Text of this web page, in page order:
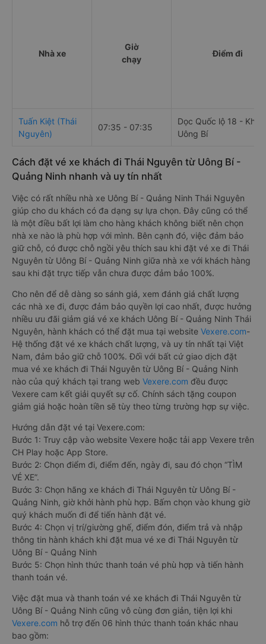
Nhà xe
Giờ
chạy
Điểm đi
Tuấn Kiệt (Thái
Nguyên)
07:35 - 07:35
Dọc Quốc lộ 18 - Khu
Uông Bí
Cách đặt vé xe khách đi Thái Nguyên từ Uông Bí -
Quảng Ninh nhanh và uy tín nhất
Việc có rất nhiều nhà xe Uông Bí - Quảng Ninh Thái Nguyên
giúp cho du khách có đa dạng sự lựa chọn. Đây cũng có thể
là một điều bất lợi làm cho hàng khách không biết nên chọn
nhà xe nào là phù hợp với mình. Bên cạnh đó, việc đảm bảo
giữ chỗ, có được chỗ ngồi yêu thích sau khi đặt vé xe đi Thái
Nguyên từ Uông Bí - Quảng Ninh giữa nhà xe với khách hàng
sau khi đặt trực tiếp vẫn chưa được đảm bảo 100%.
Cho nên để dễ dàng so sánh giá, xem đánh giá chất lượng
các nhà xe đi, được đảm bảo quyền lợi cao nhất, được hưởng
nhiều ưu đãi giảm giá vé xe khách Uông Bí - Quảng Ninh Thái
Nguyên, hành khách có thể đặt mua tại website Vexere.com-
Hệ thống đặt vé xe khách chất lượng, và uy tín nhất tại Việt
Nam, đảm bảo giữ chỗ 100%. Đối với bất cứ giao dịch đặt
mua vé xe khách đi Thái Nguyên từ Uông Bí - Quảng Ninh
nào của quý khách tại trang web Vexere.com đều được
Vexere cam kết giải quyết sự cố. Chính sách tặng coupon
giảm giá hoặc hoàn tiền sẽ tùy theo từng trường hợp sự việc.
Hướng dẫn đặt vé tại Vexere.com:
Bước 1: Truy cập vào website Vexere hoặc tải app Vexere trên
CH Play hoặc App Store.
Bước 2: Chọn điểm đi, điểm đến, ngày đi, sau đó chọn “TÌM
VÉ XE”.
Bước 3: Chọn hãng xe khách đi Thái Nguyên từ Uông Bí -
Quảng Ninh, giờ khởi hành phù hợp. Bấm chọn vào khung giờ
quý khách muốn đi để tiến hành đặt vé.
Bước 4: Chọn vị trí/giường ghế, điểm đón, điểm trả và nhập
thông tin hành khách khi đặt mua vé xe đi Thái Nguyên từ
Uông Bí - Quảng Ninh
Bước 5: Chọn hình thức thanh toán vé phù hợp và tiến hành
thanh toán vé.
Việc đặt mua và thanh toán vé xe khách đi Thái Nguyên từ
Uông Bí - Quảng Ninh cũng vô cùng đơn giản, tiện lợi khi
Vexere.com hỗ trợ đến 06 hình thức thanh toán khác nhau
bao gồm: